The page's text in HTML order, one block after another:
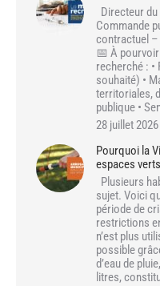
Directeur
Commande
contractuel –
📅 À
recherché :
souhaité) •
territoriales,
publique •
28 juillet 2026
Pourquoi la
espaces
Plusieurs
sujet. Voici
période de
restrictions
n’est plus
possible
d’eau de
litres,